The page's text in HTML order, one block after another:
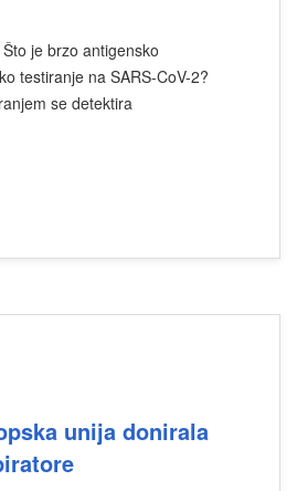
je brzo antigensko
testiranje na SARS-CoV-2?
se detektira
unija donirala